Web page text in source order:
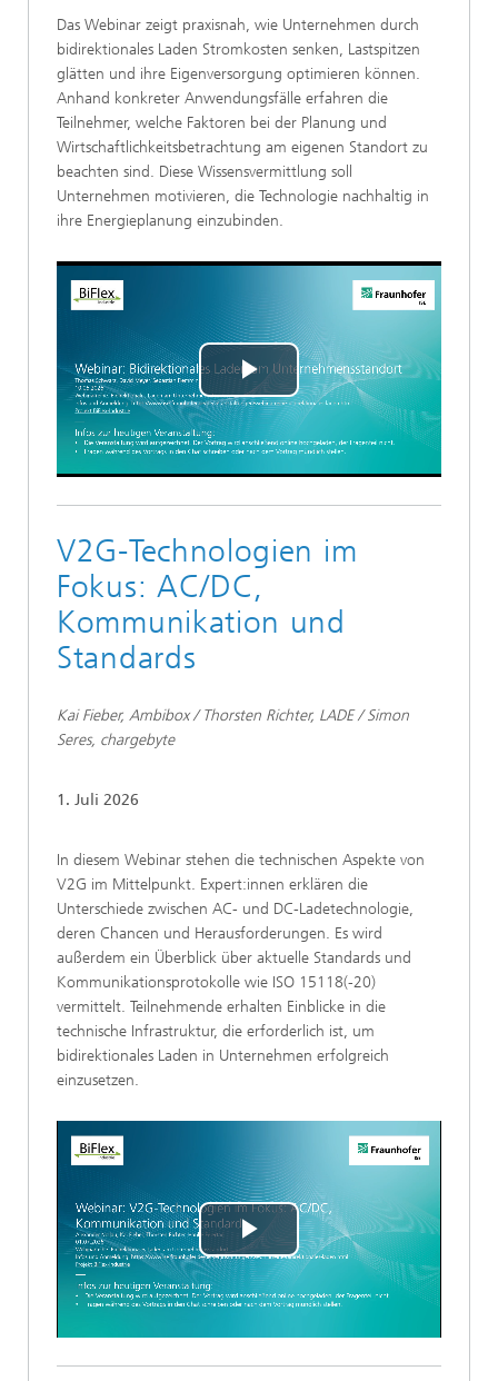
Das Webinar zeigt praxisnah, wie Unternehmen durch
bidirektionales Laden Stromkosten senken, Lastspitzen
glätten und ihre Eigenversorgung optimieren können.
Anhand konkreter Anwendungsfälle erfahren die
Teilnehmer, welche Faktoren bei der Planung und
Wirtschaftlichkeitsbetrachtung am eigenen Standort zu
beachten sind. Diese Wissensvermittlung soll
Unternehmen motivieren, die Technologie nachhaltig in
ihre Energieplanung einzubinden.
Play
Video
V2G-Technologien im
Fokus: AC/DC,
Kommunikation und
Standards
Kai Fieber, Ambibox / Thorsten Richter, LADE / Simon
Seres, chargebyte
1. Juli 2026
In diesem Webinar stehen die technischen Aspekte von
V2G im Mittelpunkt. Expert:innen erklären die
Unterschiede zwischen AC- und DC-Ladetechnologie,
deren Chancen und Herausforderungen. Es wird
außerdem ein Überblick über aktuelle Standards und
Kommunikationsprotokolle wie ISO 15118(-20)
vermittelt. Teilnehmende erhalten Einblicke in die
technische Infrastruktur, die erforderlich ist, um
bidirektionales Laden in Unternehmen erfolgreich
einzusetzen.
Play
Video